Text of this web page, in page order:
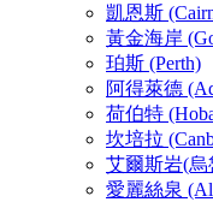
凱恩斯
黃金海岸
珀斯 (Perth)
阿得萊德
荷伯特
坎培拉
艾爾斯岩(烏
愛麗絲泉